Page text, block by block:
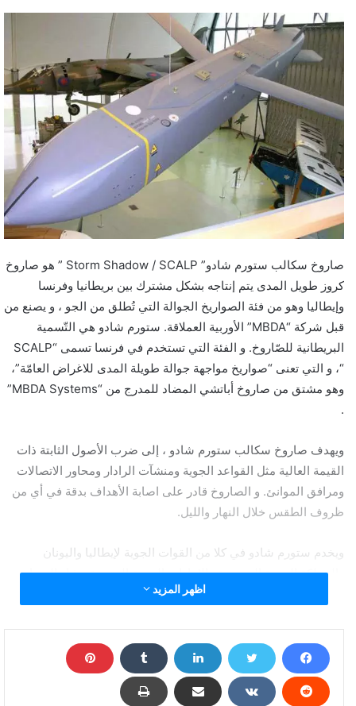
صاروخ سكالب ستورم شادو” Storm Shadow / SCALP ” هو صاروخ
كروز طويل المدى يتم إنتاجه بشكل مشترك بين بريطانيا وفرنسا
وإيطاليا وهو من فئة الصواريخ الجوالة التي تُطلق من الجو ، و يصنع من
قبل شركة “MBDA” الأوربية العملاقة. ستورم شادو هي التّسمية
البريطانية للصّاروخ. و الفئة التي تستخدم في فرنسا تسمى “SCALP
“، و التي تعنى “صواريخ مواجهة جوالة طويلة المدى للاغراض العامّة”،
وهو مشتق من صاروخ أباتشي المضاد للمدرج من “MBDA Systems”
.
ويهدف صاروخ سكالب ستورم شادو ، إلى ضرب الأصول الثابتة ذات
القيمة العالية مثل القواعد الجوية ومنشآت الرادار ومحاور الاتصالات
ومرافق الموانئ. و الصاروخ قادر على اصابة الأهداف بدقة في أي من
ظروف الطقس خلال النهار والليل.
ويخدم ستورم شادو في كلا من القوات الجوية لإيطاليا واليونان
والمملكة العربية السعودية والإمارات العربية المتحدة. يشار إليه باسم
تم دمج “Storm Shadow” مع يوروفايتر تايفون كجزء من تطوير
المقاتلة الذي سمي بـ الترانش 2 أو المرحلة الثانية (P2E) في عام
2015 ، ولكن لن يتم تركيبه في” F-35 Lightning II” . يتميز الرأس
الحربي” BROACH” بشحنة اختراق أولية لتطهير التربة أو اختراق
اظهر المزيد